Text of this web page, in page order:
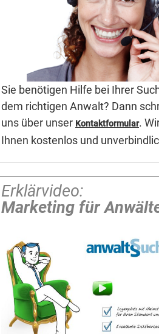
Sie benötigen Hilfe bei Ihrer
dem richtigen Anwalt? Dann
uns über unser Kontaktformular.
Ihnen kostenlos und
Erklärvideo:
Marketing für